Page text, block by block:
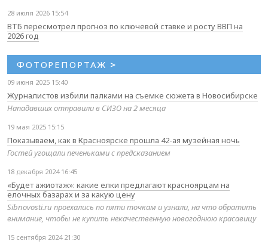
28 июля 2026 15:54
ВТБ пересмотрел прогноз по ключевой ставке и росту ВВП на
2026 год
ФОТОРЕПОРТАЖ >
09 июня 2025 15:40
Журналистов избили палками на съемке сюжета в Новосибирске
Нападавших отправили в СИЗО на 2 месяца
19 мая 2025 15:15
Показываем, как в Красноярске прошла 42-ая музейная ночь
Гостей угощали печеньками с предсказанием
18 декабря 2024 16:45
«Будет ажиотаж»: какие елки предлагают красноярцам на
елочных базарах и за какую цену
Sibnovosti.ru проехались по пяти точкам и узнали, на что обратить
внимание, чтобы не купить некачественную новогоднюю красавицу
15 сентября 2024 21:30